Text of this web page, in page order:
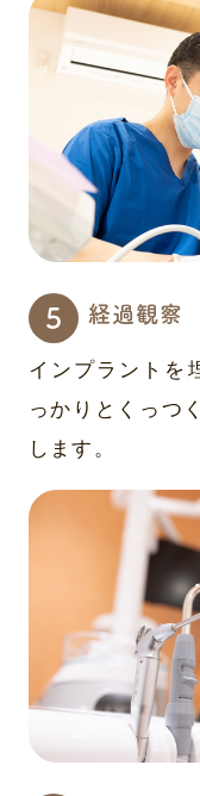
経過観察
インプラントを
っかりとくっつ
します。